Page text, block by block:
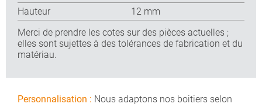
Hauteur
12 mm
Merci de prendre les cotes sur des pièces actuelles ;
elles sont sujettes à des tolérances de fabrication et du
matériau.
Personnalisation : Nous adaptons nos boitiers selon